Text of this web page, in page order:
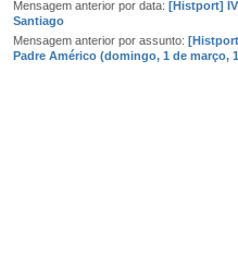
Mensagem anterior por data: [Histport]
Santiago
Mensagem anterior por assunto:
Padre Américo (domingo, 1 de março,